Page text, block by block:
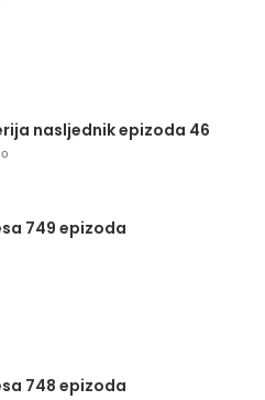
nasljednik epizoda 46
749 epizoda
748 epizoda